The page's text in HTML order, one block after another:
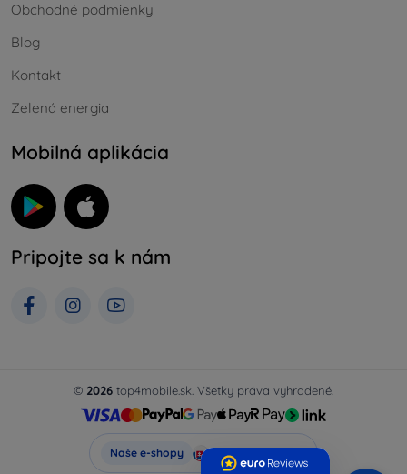
Obchodné podmienky
Blog
Kontakt
Zelená energia
Mobilná aplikácia
Pripojte sa k nám
© 2026 top4mobile.sk. Všetky práva vyhradené.
Naše e-shopy Top4Mobile.sk